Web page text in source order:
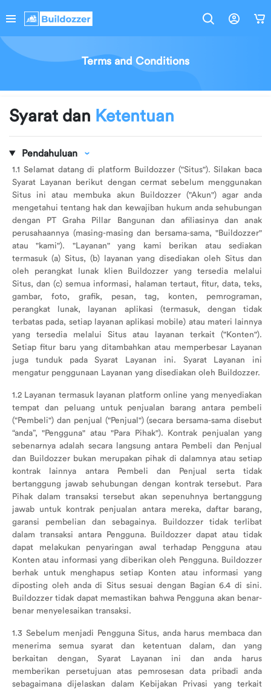
Bahasa
Kategori
Alat
Tukang
Cat
&
Perlengkapan
Material
Bangunan
Tentang
Konfirmasi
Pembayaran
FAQ
Bantuan
Pelanggan
Ketentuan
Point
Oops..
Belanjamu
Kosong
produk
bahan
bangunan
kebutuhanmu
Belanja Sekarang
Hello!
A PHP Error was encountered
Severity: Notice
Message: Undefined index: name
Filename: template/header_mobile.php
Backtrace:
File:
/home/buildozz/public_html/application/views/
Line: 288
Function: _error_handler
File: /home/buildozz/public_html/application/
Line: 51
Function: view
File: /home/buildozz/public_html/application/
Line: 586
Function: display
Line: 289
Function: require_once
Dashboard
Point
Pembelian
Edit Profil
Ubah
Alamat
Logout
Terms and Conditions
Syarat dan Ketentuan
Pendahuluan
1.1 Selamat datang di platform Buildozzer ("Situs"). Silakan baca
Syarat Layanan berikut dengan cermat sebelum menggunakan
Situs ini atau membuka akun Buildozzer ("Akun") agar anda
mengetahui tentang hak dan kewajiban hukum anda sehubungan
dengan PT Graha Pillar Bangunan dan afiliasinya dan anak
perusahaannya (masing-masing dan bersama-sama, "Buildozzer"
atau "kami"). "Layanan" yang kami berikan atau sediakan
termasuk (a) Situs, (b) layanan yang disediakan oleh Situs dan
oleh perangkat lunak klien Buildozzer yang tersedia melalui
Situs, dan (c) semua informasi, halaman tertaut, fitur, data, teks,
gambar, foto, grafik, pesan, tag, konten, pemrograman,
perangkat lunak, layanan aplikasi (termasuk, dengan tidak
terbatas pada, setiap layanan aplikasi mobile) atau materi lainnya
yang tersedia melalui Situs atau layanan terkait ("Konten").
Setiap fitur baru yang ditambahkan atau memperbesar Layanan
juga tunduk pada Syarat Layanan ini. Syarat Layanan ini
mengatur penggunaan Layanan yang disediakan oleh Buildozzer.
1.2 Layanan termasuk layanan platform online yang menyediakan
tempat dan peluang untuk penjualan barang antara pembeli
("Pembeli") dan penjual ("Penjual") (secara bersama-sama disebut
“anda”, "Pengguna" atau "Para Pihak"). Kontrak penjualan yang
sebenarnya adalah secara langsung antara Pembeli dan Penjual
dan Buildozzer bukan merupakan pihak di dalamnya atau setiap
kontrak lainnya antara Pembeli dan Penjual serta tidak
bertanggung jawab sehubungan dengan kontrak tersebut. Para
Pihak dalam transaksi tersebut akan sepenuhnya bertanggung
jawab untuk kontrak penjualan antara mereka, daftar barang,
garansi pembelian dan sebagainya. Buildozzer tidak terlibat
dalam transaksi antara Pengguna. Buildozzer dapat atau tidak
dapat melakukan penyaringan awal terhadap Pengguna atau
Konten atau informasi yang diberikan oleh Pengguna. Buildozzer
berhak untuk menghapus setiap Konten atau informasi yang
diposting oleh anda di Situs sesuai dengan Bagian 6.4 di sini.
Buildozzer tidak dapat memastikan bahwa Pengguna akan benar-
benar menyelesaikan transaksi.
1.3 Sebelum menjadi Pengguna Situs, anda harus membaca dan
menerima semua syarat dan ketentuan dalam, dan yang
berkaitan dengan, Syarat Layanan ini dan anda harus
memberikan persetujuan atas pemrosesan data pribadi anda
sebagaimana dijelaskan dalam Kebijakan Privasi yang terkait